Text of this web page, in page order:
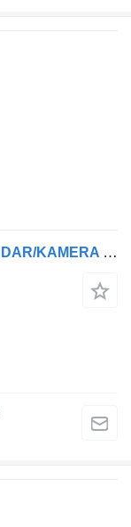
Videocamera da cruscotto Bendix RADAR/KAMERA SAMOCHODOWA FORD F-MAX JC46-19H406-AE per trattore stradale Ford F-MAX